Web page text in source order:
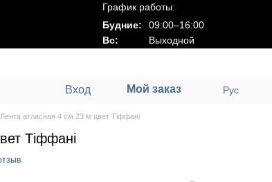
График работы:
Будние:
09:00–16:00
Вс:
Выходной
Вход Мой заказ Рус
Лента атласная 4 см 23 м цвет Тіффані
Тіффані